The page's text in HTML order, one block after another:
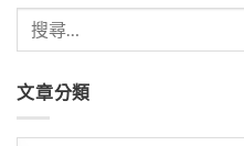
文章分類